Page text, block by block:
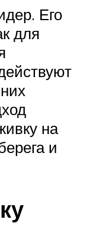
Его
для
на
и